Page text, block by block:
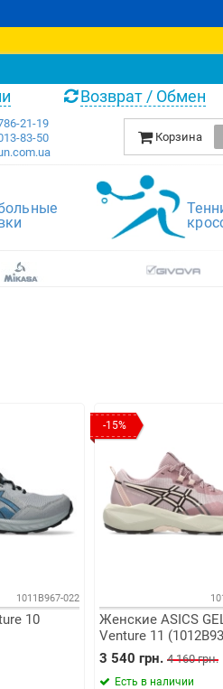
Возврат / Обмен
21-19
83-50
Корзина
1011B967-022
10
-15%
Женские ASICS
Venture 11
3 540 грн. 4 160 грн.
Есть в наличии